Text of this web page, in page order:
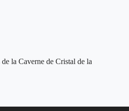
la Caverne de Cristal de la